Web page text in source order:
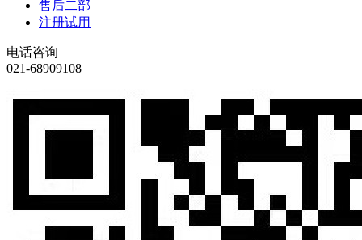
售后二部
注册试用
电话咨询
021-68909108